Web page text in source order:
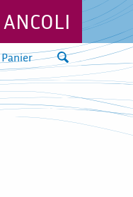
ANCOLI
Panier